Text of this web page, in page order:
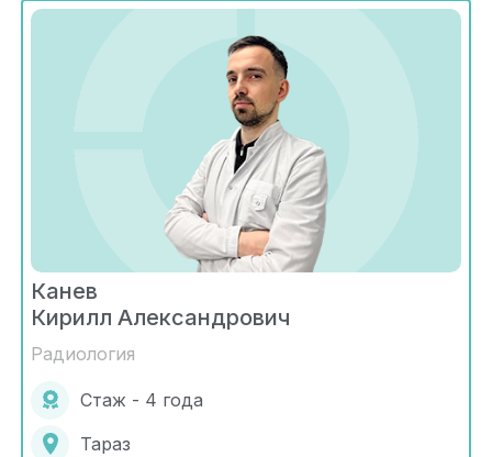
Канев
Кирилл Александрович
Радиология
Стаж - 4 года
Тараз